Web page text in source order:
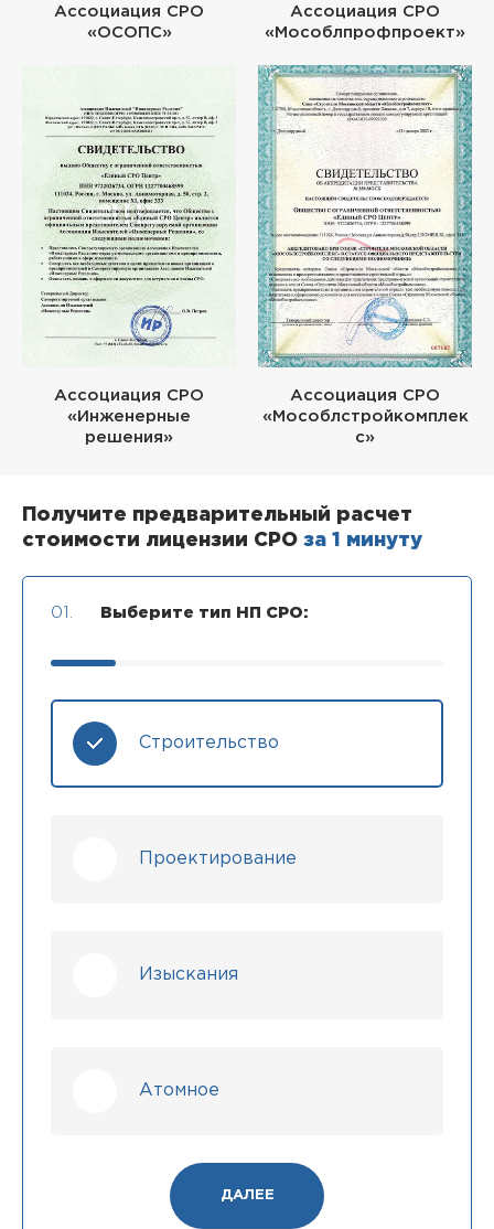
Ассоциация СРО
«ОСОПС»
Ассоциация СРО
«Мособлпрофпроект»
Ассоциация СРО
«Инженерные
решения»
Ассоциация СРО
«Мособлстройкомплек
с»
Получите предварительный расчет
стоимости лицензии СРО за 1 минуту
01. Выберите тип НП СРО:
Строительство
Проектирование
Изыскания
Атомное
ДАЛЕЕ